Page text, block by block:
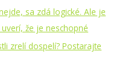
sa zdá logické. Ale je
že je neschopné
zrelí dospelí? Postarajte